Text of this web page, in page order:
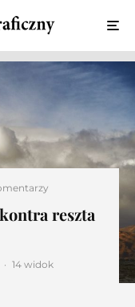
reszta
· 14 widok